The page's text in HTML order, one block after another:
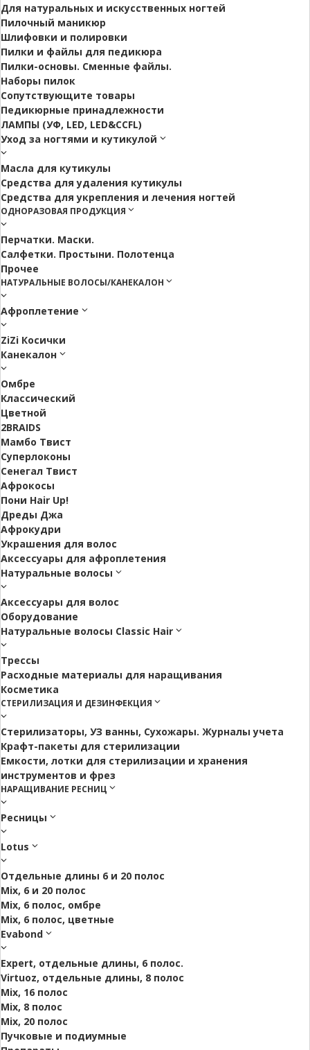
Для натуральных и искусственных ногтей
Пилочный маникюр
Шлифовки и полировки
Пилки и файлы для педикюра
Пилки-основы. Сменные файлы.
Наборы пилок
Сопутствующите товары
Педикюрные принадлежности
ЛАМПЫ (УФ, LED, LED&CCFL)
Уход за ногтями и кутикулой
Масла для кутикулы
Средства для удаления кутикулы
Средства для укрепления и лечения ногтей
ОДНОРАЗОВАЯ ПРОДУКЦИЯ
Перчатки. Маски.
Салфетки. Простыни. Полотенца
Прочее
НАТУРАЛЬНЫЕ ВОЛОСЫ/КАНЕКАЛОН
Афроплетение
ZiZi Косички
Канекалон
Омбре
Классический
Цветной
2BRAIDS
Мамбо Твист
Суперлоконы
Сенегал Твист
Афрокосы
Пони Hair Up!
Дреды Джа
Афрокудри
Украшения для волос
Аксессуары для афроплетения
Натуральные волосы
Аксессуары для волос
Оборудование
Натуральные волосы Classic Hair
Трессы
Расходные материалы для наращивания
Косметика
СТЕРИЛИЗАЦИЯ И ДЕЗИНФЕКЦИЯ
Стерилизаторы, УЗ ванны, Сухожары. Журналы учета
Крафт-пакеты для стерилизации
Емкости, лотки для стерилизации и хранения
инструментов и фрез
НАРАЩИВАНИЕ РЕСНИЦ
Ресницы
Lotus
Отдельные длины 6 и 20 полос
Mix, 6 и 20 полос
Mix, 6 полос, омбре
Mix, 6 полос, цветные
Evabond
Expert, отдельные длины, 6 полос.
Virtuoz, отдельные длины, 8 полос
Mix, 16 полос
Mix, 8 полос
Mix, 20 полос
Пучковые и подиумные